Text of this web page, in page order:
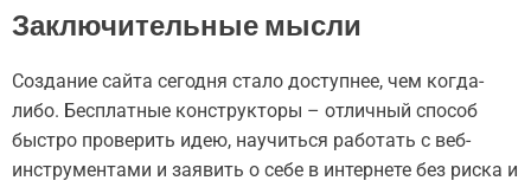
Заключительные мысли
Создание сайта сегодня стало доступнее, чем когда-
либо. Бесплатные конструкторы – отличный способ
быстро проверить идею, научиться работать с веб-
инструментами и заявить о себе в интернете без риска и